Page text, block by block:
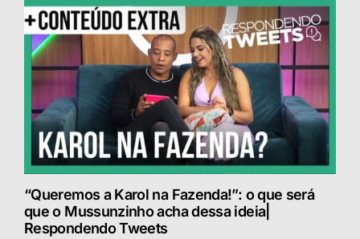
“Queremos a Karol na Fazenda!”: o que será
que o Mussunzinho acha dessa ideia|
Respondendo Tweets